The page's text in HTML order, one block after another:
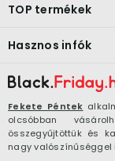
Fekete Péntek
olcsóbban
összegyűjtöttük és
nagy
TOP termékek
Hasznos infók